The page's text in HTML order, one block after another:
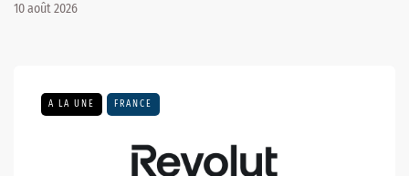
10 août 2026
A LA UNE FRANCE